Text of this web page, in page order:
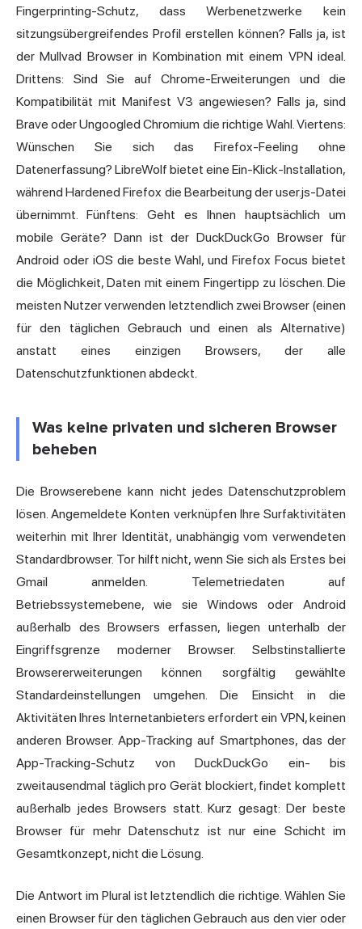
Fingerprinting-Schutz, dass Werbenetzwerke kein
sitzungsübergreifendes Profil erstellen können? Falls ja, ist
der Mullvad Browser in Kombination mit einem VPN ideal.
Drittens: Sind Sie auf Chrome-Erweiterungen und die
Kompatibilität mit Manifest V3 angewiesen? Falls ja, sind
Brave oder Ungoogled Chromium die richtige Wahl. Viertens:
Wünschen Sie sich das Firefox-Feeling ohne
Datenerfassung? LibreWolf bietet eine Ein-Klick-Installation,
während Hardened Firefox die Bearbeitung der user.js-Datei
übernimmt. Fünftens: Geht es Ihnen hauptsächlich um
mobile Geräte? Dann ist der DuckDuckGo Browser für
Android oder iOS die beste Wahl, und Firefox Focus bietet
die Möglichkeit, Daten mit einem Fingertipp zu löschen. Die
meisten Nutzer verwenden letztendlich zwei Browser (einen
für den täglichen Gebrauch und einen als Alternative)
anstatt eines einzigen Browsers, der alle
Datenschutzfunktionen abdeckt.
Was keine privaten und sicheren Browser
beheben
Die Browserebene kann nicht jedes Datenschutzproblem
lösen. Angemeldete Konten verknüpfen Ihre Surfaktivitäten
weiterhin mit Ihrer Identität, unabhängig vom verwendeten
Standardbrowser. Tor hilft nicht, wenn Sie sich als Erstes bei
Gmail anmelden. Telemetriedaten auf
Betriebssystemebene, wie sie Windows oder Android
außerhalb des Browsers erfassen, liegen unterhalb der
Eingriffsgrenze moderner Browser. Selbstinstallierte
Browsererweiterungen können sorgfältig gewählte
Standardeinstellungen umgehen. Die Einsicht in die
Aktivitäten Ihres Internetanbieters erfordert ein VPN, keinen
anderen Browser. App-Tracking auf Smartphones, das der
App-Tracking-Schutz von DuckDuckGo ein- bis
zweitausendmal täglich pro Gerät blockiert, findet komplett
außerhalb jedes Browsers statt. Kurz gesagt: Der beste
Browser für mehr Datenschutz ist nur eine Schicht im
Gesamtkonzept, nicht die Lösung.
Die Antwort im Plural ist letztendlich die richtige. Wählen Sie
einen Browser für den täglichen Gebrauch aus den vier oder